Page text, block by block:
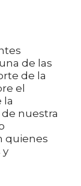
de las
de la
el
la
nuestra
quienes
y